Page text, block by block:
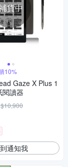
貨中
10%
Gaze X Plus 1
閱讀器
$10,900
通知我